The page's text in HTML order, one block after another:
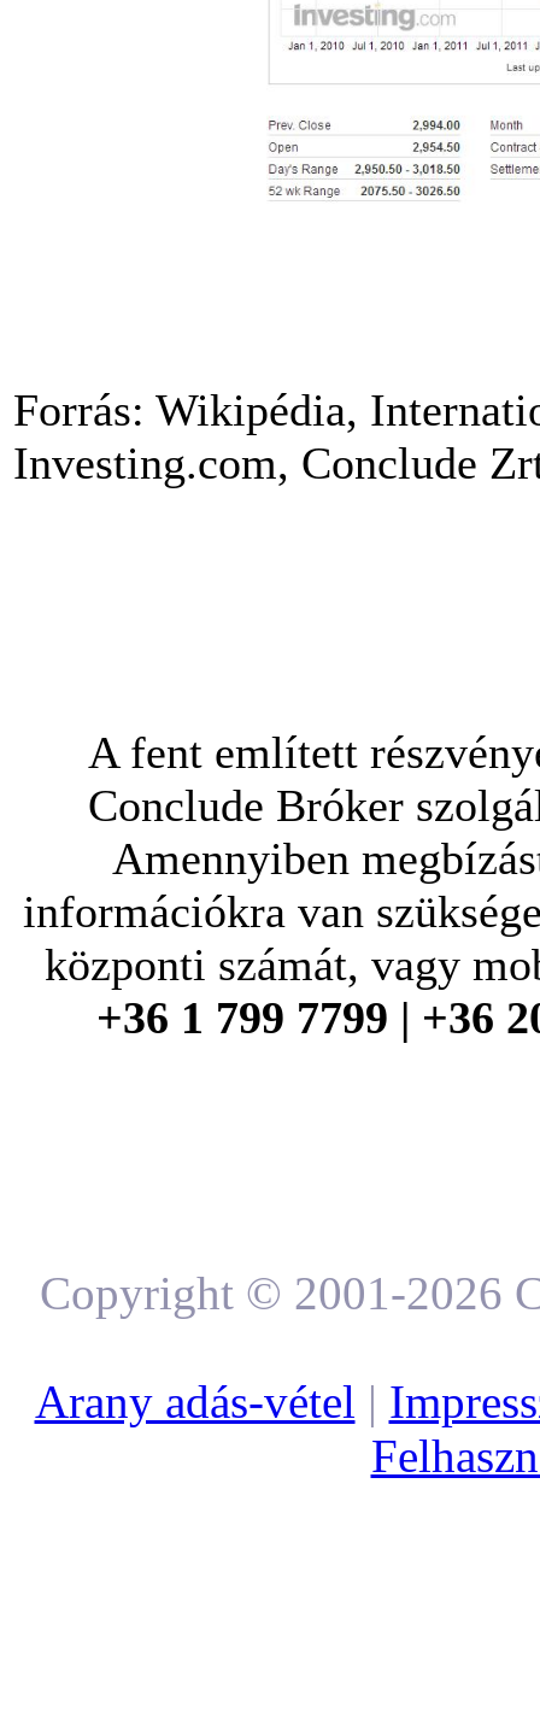
Forrás: Wikipédia,
Investing.com, Conclude
A fent említett
Conclude Bróker
Amennyiben
információkra van
központi számát, vagy
+36 1 799 7799 | +36
Copyright © 2001-2026
Arany adás-vétel |